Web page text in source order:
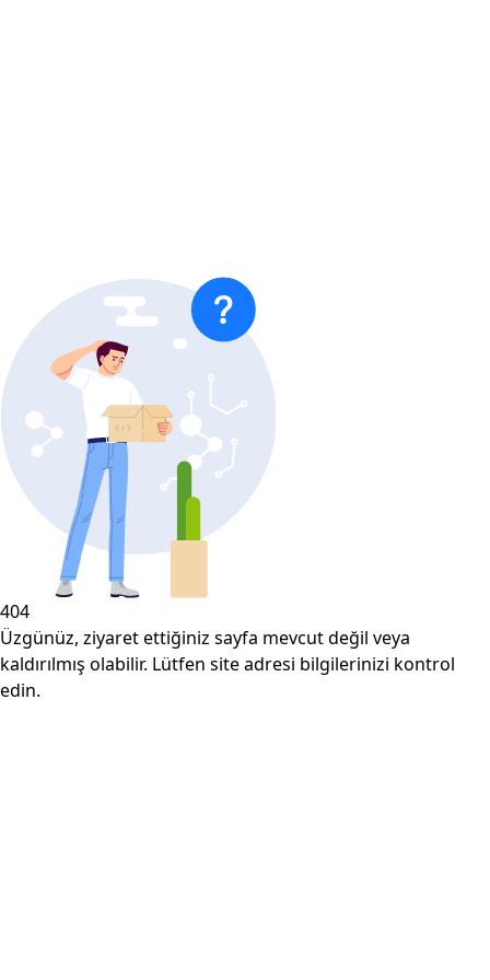
404
Üzgünüz, ziyaret ettiğiniz sayfa mevcut değil veya
kaldırılmış olabilir. Lütfen site adresi bilgilerinizi kontrol
edin.